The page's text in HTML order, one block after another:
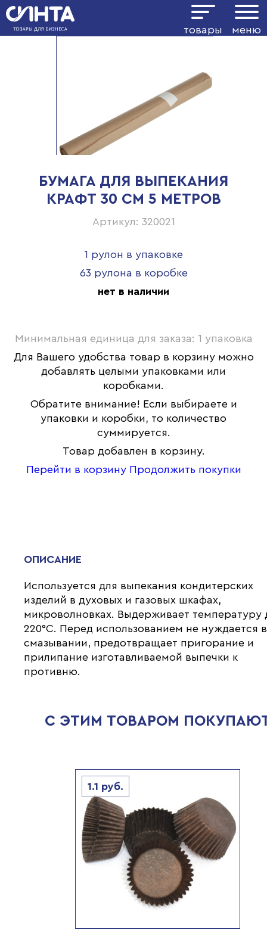
товары меню
БУМАГА ДЛЯ ВЫПЕКАНИЯ
КРАФТ 30 СМ 5 МЕТРОВ
Артикул: 320021
1 рулон в упаковке
63 рулона в коробке
нет в наличии
Минимальная единица для заказа: 1 упаковка
Для Вашего удобства товар в корзину можно
добавлять целыми упаковками или
коробками.
Обратите внимание! Если выбираете и
упаковки и коробки, то количество
суммируется.
Товар добавлен в корзину.
Перейти в корзину Продолжить покупки
ОПИСАНИЕ
Используется для выпекания кондитерских
изделий в духовых и газовых шкафах,
микроволновках. Выдерживает температуру
220°С. Перед использованием не нуждается в
смазывании, предотвращает пригорание и
прилипание изготавливаемой выпечки к
противню.
С ЭТИМ ТОВАРОМ
1.1 руб.